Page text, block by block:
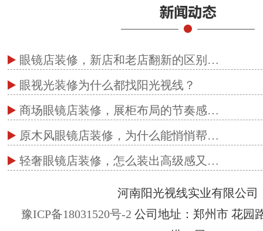
眼镜店装修，新店和老店翻新的区别…
眼视光装修为什么都找阳光视线？
商场眼镜店装修，展柜布局的节奏感…
原木风眼镜店装修，为什么能悄悄帮…
轻奢眼镜店装修，怎么装出高级感又…
河南阳光视线实业有限公司
豫ICP备18031520号-2 公司地址：郑州市 花园